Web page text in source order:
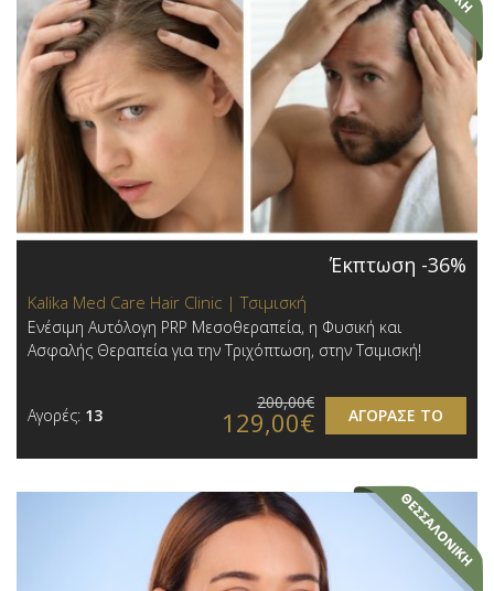
Έκπτωση -36%
Kalika Med Care Hair Clinic | Τσιμισκή
Ενέσιμη Αυτόλογη PRP Μεσοθεραπεία, η Φυσική και
Ασφαλής Θεραπεία για την Τριχόπτωση, στην Τσιμισκή!
Αγορές: 13 ΑΓΟΡΑΣΕ ΤΟ
200,00€
129,00€